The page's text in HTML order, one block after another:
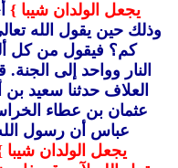
يجعل الولدان شيبا }
وذلك حين يقول الله
كم؟ فيقول من كل
النار وواحد إلى الجنة.
العلاف حدثنا سعيد بن
عثمان بن عطاء
عباس أن رسول
يجعل الولدان شيبا